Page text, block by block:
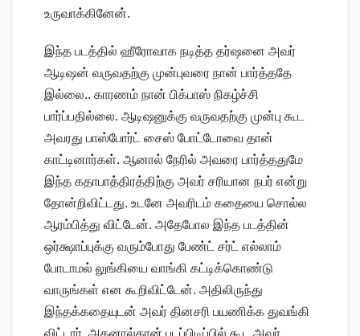
உருவாக்கினேன்.
இந்த படத்தில் ஹீரோவாக நடித்த தர்ஷனை அவர்
ஆடிஷன் வருவதற்கு முன்புவரை நான் பார்த்ததே
இல்லை.. காரணம் நான் பிக்பாஸ் நிகழ்ச்சி
பார்ப்பதில்லை. ஆடிஷனுக்கு வருவதற்கு முன்பு கூட
அவரது பாஸ்போர்ட் சைஸ் போட்டோவை தான்
காட்டினார்கள். ஆனால் நேரில் அவரை பார்த்ததுமே
இந்த கதாபாத்திரத்திற்கு அவர் சரியான நபர் என்று
தோன்றிவிட்டது. உடனே அவரிடம் கதையை சொல்ல
ஆரம்பித்து விட்டேன். அதேபோல இந்த படத்தின்
ஒர்க்ஷாப்புக்கு வரும்போது பேண்ட் சர்ட் எல்லாம்
போடாமல் லுங்கியை வாங்கி கட்டிக்கொண்டு
வாருங்கள் என கூறிவிட்டேன். அதிலிருந்து
இந்தக்கதையுடன் அவர் தினசரி பயணிக்க துவங்கி
விட்டார். அதனால்தான் படப்பிடிப்பில் கூட அவர்